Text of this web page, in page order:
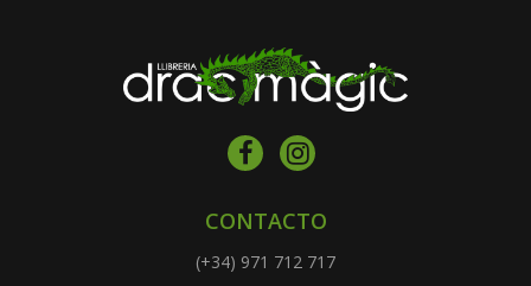
CONTACTO
(+34) 971 712 717